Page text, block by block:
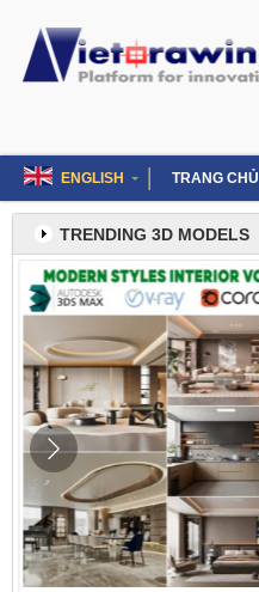
content
ENGLISH TRANG CHỦ
TRENDING 3D MODELS